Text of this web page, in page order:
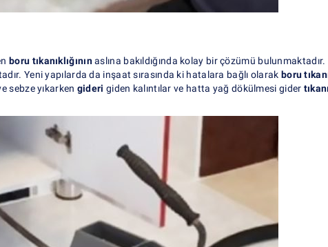
boru tıkanıklığınınaslına bakıldığında kolay bir çözümü bulunmaktadır.
Yeni yapılarda da inşaat sırasında ki hatalara bağlı olarak boru
sebze yıkarken gideri giden kalıntılar ve hatta yağ dökülmesi gider